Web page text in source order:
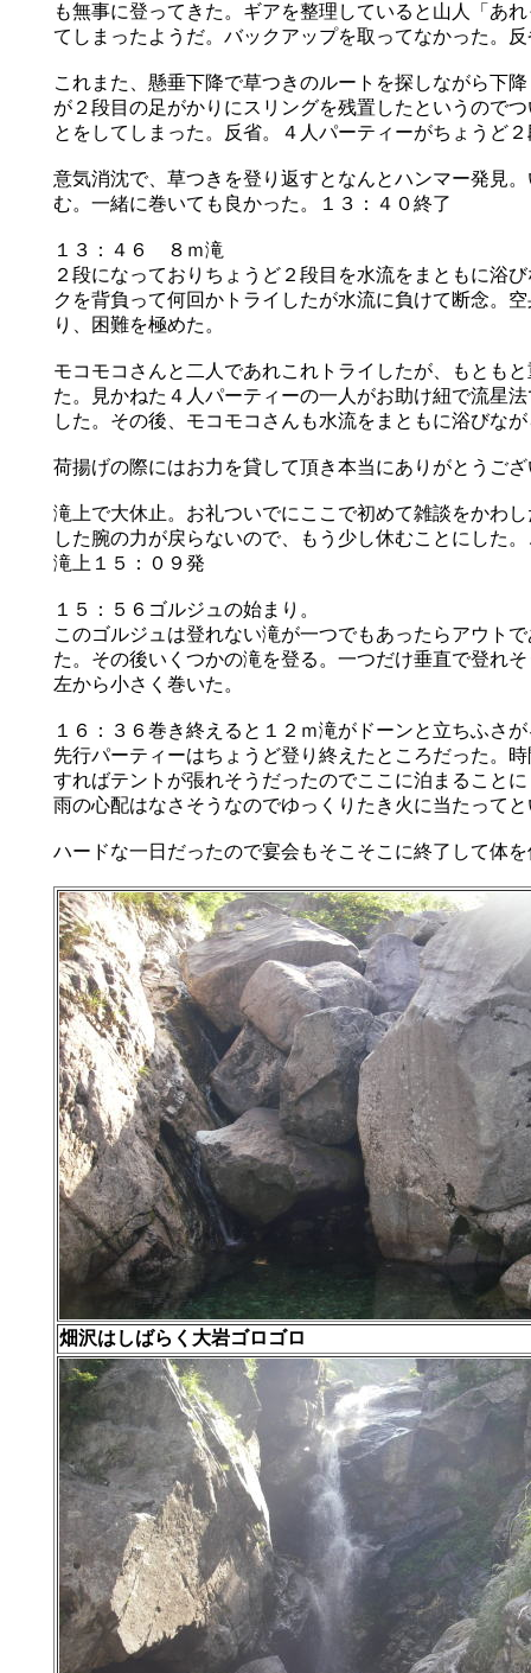
も無事に登ってきた。ギアを整理していると山人「あ
てしまったようだ。バックアップを取ってなかった。
これまた、懸垂下降で草つきのルートを探しながら下
が２段目の足がかりにスリングを残置したというので
とをしてしまった。反省。４人パーティーがちょうど
意気消沈で、草つきを登り返すとなんとハンマー発見
む。一緒に巻いても良かった。１３：４０終了
１３：４６ ８ｍ滝
２段になっておりちょうど２段目を水流をまともに浴
クを背負って何回かトライしたが水流に負けて断念。
り、困難を極めた。
モコモコさんと二人であれこれトライしたが、もとも
た。見かねた４人パーティーの一人がお助け紐で流星
した。その後、モコモコさんも水流をまともに浴びな
荷揚げの際にはお力を貸して頂き本当にありがとうご
滝上で大休止。お礼ついでにここで初めて雑談をかわ
した腕の力が戻らないので、もう少し休むことにした
滝上１５：０９発
１５：５６ゴルジュの始まり。
このゴルジュは登れない滝が一つでもあったらアウト
た。その後いくつかの滝を登る。一つだけ垂直で登れ
左から小さく巻いた。
１６：３６巻き終えると１２ｍ滝がドーンと立ちふさ
先行パーティーはちょうど登り終えたところだった。
すればテントが張れそうだったのでここに泊まること
雨の心配はなさそうなのでゆっくりたき火に当たって
ハードな一日だったので宴会もそこそこに終了して体
畑沢はしばらく大岩ゴロゴロ